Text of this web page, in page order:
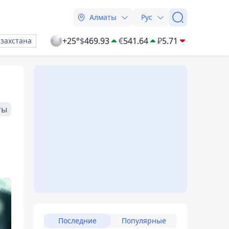
Алматы Рус
+25°$469.93 €541.64 ₽5.71
Последние Популярные